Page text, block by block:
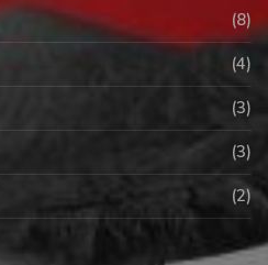
(8)
(4)
(3)
(3)
(2)